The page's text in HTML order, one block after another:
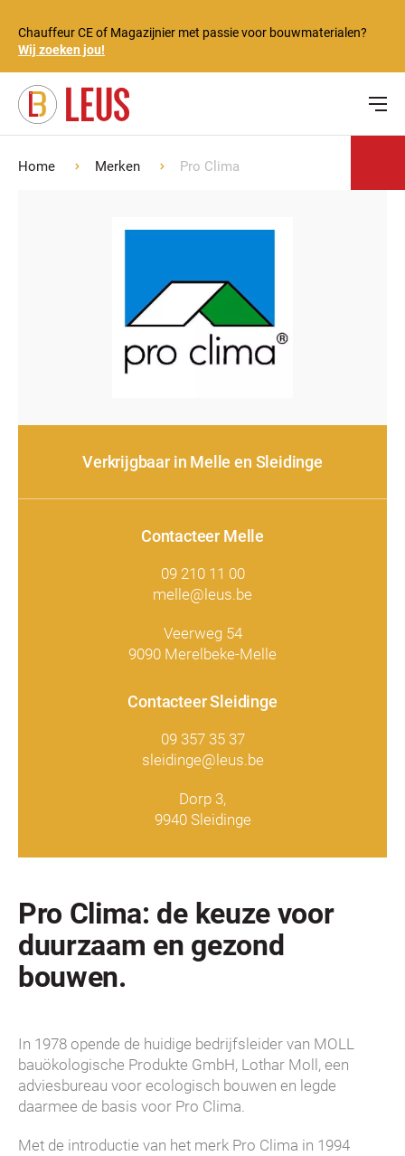
Chauffeur CE of Magazijnier met passie voor bouwmaterialen?
Wij zoeken jou!
Home Merken Pro Clima
Pro Clima: de keuze voor
duurzaam en gezond
bouwen.
In 1978 opende de huidige bedrijfsleider van MOLL
bauökologische Produkte GmbH, Lothar Moll, een
adviesbureau voor ecologisch bouwen en legde
daarmee de basis voor Pro Clima.
Met de introductie van het merk Pro Clima in 1994
Verkrijgbaar in Melle en Sleidinge
Contacteer Melle
09 210 11 00
melle@leus.be
Veerweg 54
9090 Merelbeke-Melle
Contacteer Sleidinge
09 357 35 37
sleidinge@leus.be
Dorp 3,
9940 Sleidinge